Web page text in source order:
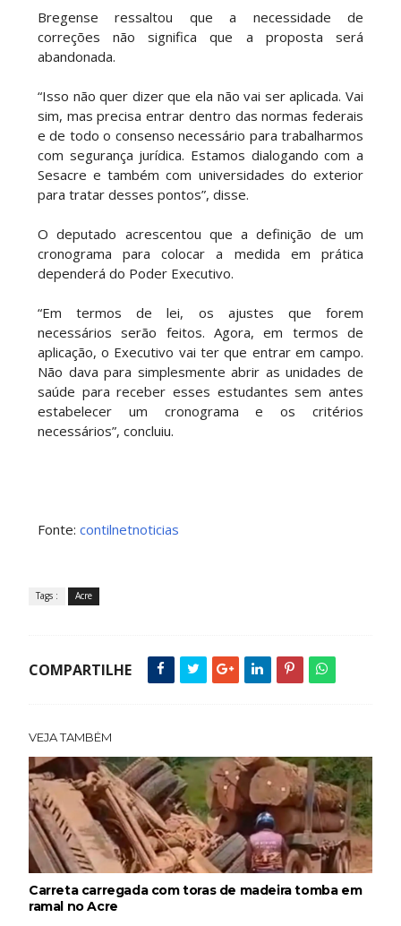
Bregense ressaltou que a necessidade de
correções não significa que a proposta será
abandonada.
“Isso não quer dizer que ela não vai ser aplicada. Vai
sim, mas precisa entrar dentro das normas federais
e de todo o consenso necessário para trabalharmos
com segurança jurídica. Estamos dialogando com a
Sesacre e também com universidades do exterior
para tratar desses pontos”, disse.
O deputado acrescentou que a definição de um
cronograma para colocar a medida em prática
dependerá do Poder Executivo.
“Em termos de lei, os ajustes que forem
necessários serão feitos. Agora, em termos de
aplicação, o Executivo vai ter que entrar em campo.
Não dava para simplesmente abrir as unidades de
saúde para receber esses estudantes sem antes
estabelecer um cronograma e os critérios
necessários”, concluiu.
Fonte: contilnetnoticias
Tags : Acre
COMPARTILHE
VEJA TAMBÉM
Carreta carregada com toras de madeira tomba em
ramal no Acre